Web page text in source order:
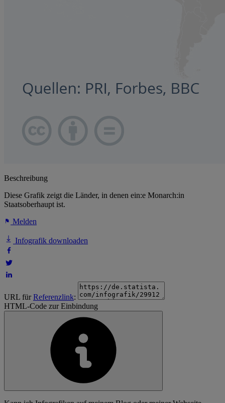
Beschreibung
Diese Grafik zeigt die Länder, in denen ein:e Monarch:in
Staatsoberhaupt ist.
Melden
Infografik downloaden
URL fürReferenzlink:
HTML-Code zur Einbindung